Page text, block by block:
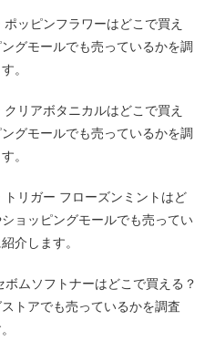
ッピンフラワーはどこで買え
グモールでも売っているかを調
。
リアボタニカルはどこで買え
グモールでも売っているかを調
。
リガー フローズンミントはど
ョッピングモールでも売ってい
介します。
ムソフトナーはどこで買える？
トアでも売っているかを調査